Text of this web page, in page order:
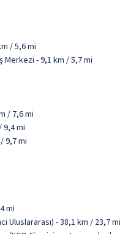
/ 5,6 mi
Merkezi - 9,1 km / 5,7 mi
/ 7,6 mi
9,4 mi
9,7 mi
mi
Uluslararası) - 38,1 km / 23,7 mi